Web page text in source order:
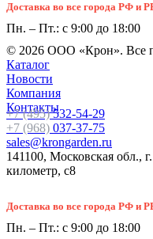
Доставка во все города РФ и
Пн. – Пт.: с 9:00 до 18:00
© 2026 ООО «Крон». Все
Каталог
Новости
Компания
Контакты
+7 (495)532-54-29
+7 (968) 037-37-75
sales@krongarden.ru
141100, Московская обл.,
километр, с8
Доставка во все города РФ и
Пн. – Пт.: с 9:00 до 18:00